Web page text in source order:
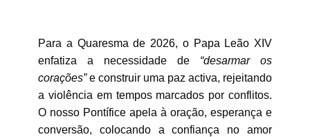
Para a Quaresma de 2026, o Papa Leão XIV
enfatiza a necessidade de “desarmar os
corações”e construir uma paz activa, rejeitando
a violência em tempos marcados por conflitos.
O nosso Pontífice apela à oração, esperança e
conversão, colocando a confiança no amor